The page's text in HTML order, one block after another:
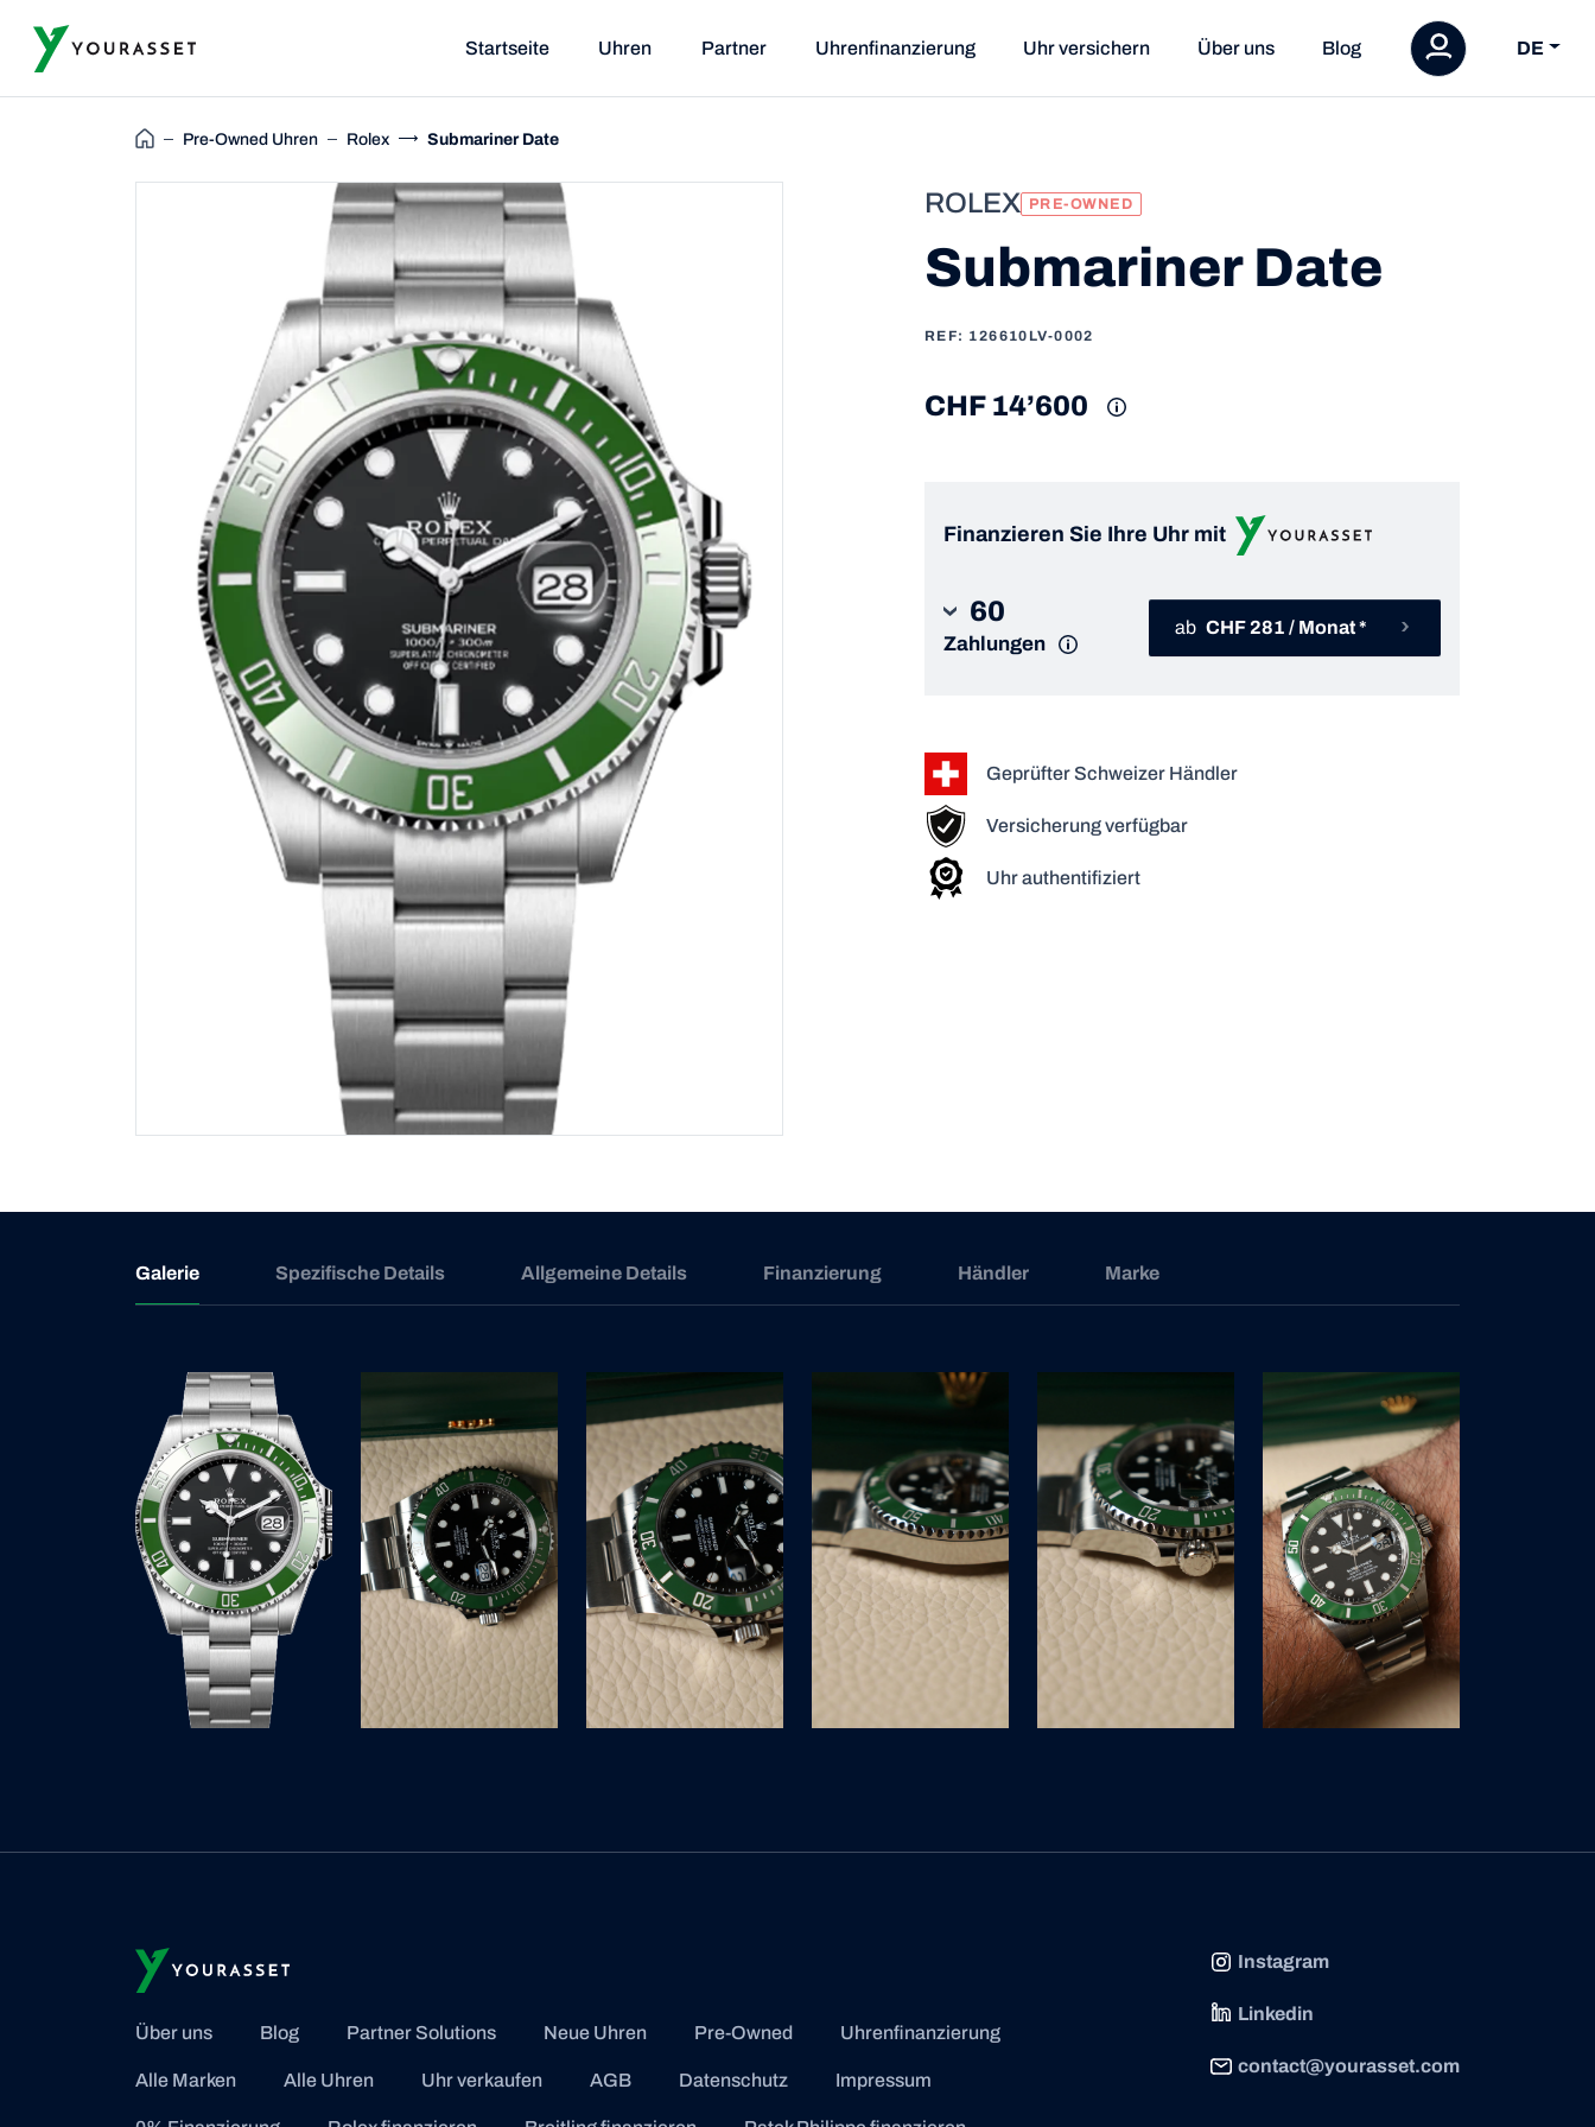
Startseite Uhren Partner Uhrenfinanzierung Uhr versichern Über uns Blog DE
Pre-Owned Uhren Rolex Submariner Date
ROLEX PRE-OWNED
Submariner Date
REF: 126610LV-0002
CHF 14’600
Finanzieren Sie Ihre Uhr mit
60
Zahlungen
ab CHF 281 / Monat *
Geprüfter Schweizer Händler
Versicherung verfügbar
Uhr authentifiziert
Galerie Spezifische Details Allgemeine Details Finanzierung Händler Marke
Über uns Blog Partner Solutions Neue Uhren Pre-Owned Uhrenfinanzierung
Alle Marken Alle Uhren Uhr verkaufen AGB Datenschutz Impressum
Instagram
Linkedin
contact@yourasset.com